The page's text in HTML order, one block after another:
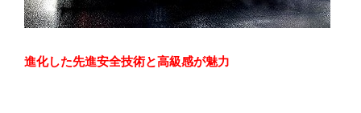
進化した先進安全技術と高級感が魅力